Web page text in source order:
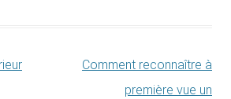
Comment reconnaître à
première vue un